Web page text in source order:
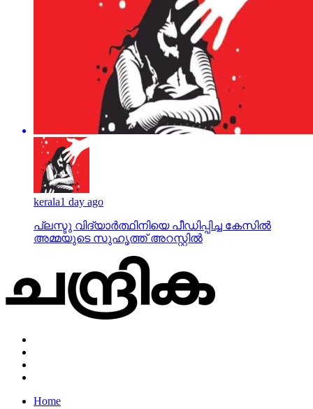
kerala1 day ago
പ്ലസ്ടു വിദ്യാര്‍ത്ഥിനിയെ പീഡിപ്പിച്ച കേസില്‍
അമ്മയുടെ സുഹൃത്ത് അറസ്റ്റില്‍
Home